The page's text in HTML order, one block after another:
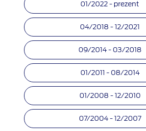
01/2022 - prezent
04/2018 - 12/2021
09/2014 - 03/2018
01/2011 - 08/2014
01/2008 - 12/2010
07/2004 - 12/2007